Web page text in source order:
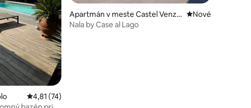
Priemerné ohodnotenie 4,81 z 5, počet hodnotení: 74
4,81 (74)
Apartmán v meste Castel Venza
go
Nové ubytovanie
Nové
Nala by Case al Lago